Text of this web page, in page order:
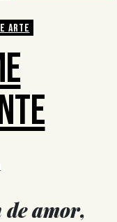
ARTE
de amor,